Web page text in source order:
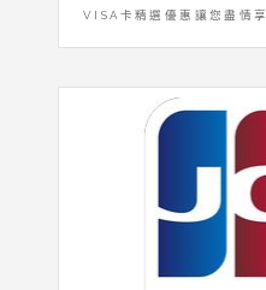
VISA卡精選優惠讓您盡情